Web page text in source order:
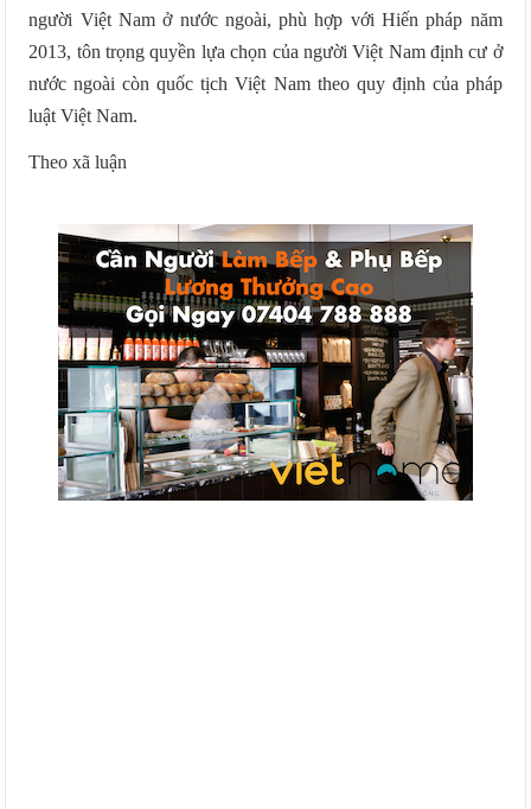
người Việt Nam ở nước ngoài, phù hợp với Hiến pháp năm
2013, tôn trọng quyền lựa chọn của người Việt Nam định cư ở
nước ngoài còn quốc tịch Việt Nam theo quy định của pháp
luật Việt Nam.
Theo xã luận